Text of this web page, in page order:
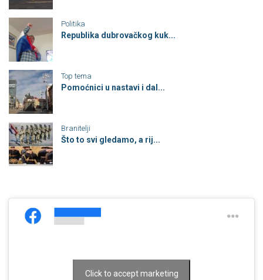
Politika
Republika dubrovačkog kuk...
Top tema
Pomoćnici u nastavi i dal...
Branitelji
Što to svi gledamo, a rij...
Click to accept marketing